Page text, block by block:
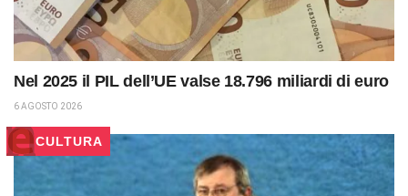
Nel 2025 il PIL dell’UE valse 18.796 miliardi di euro
6 AGOSTO 2026
CULTURA